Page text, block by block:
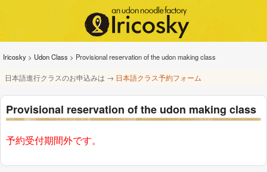
Iricosky > Udon Class > Provisional reservation of the udon making class
日本語進行クラスのお申込みは → 日本語クラス予約フォーム
Provisional reservation of the udon making class
予約受付期間外です。